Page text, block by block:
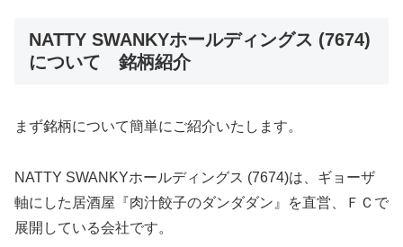
NATTY SWANKYホールディングス (7674)
について 銘柄紹介
まず銘柄について簡単にご紹介いたします。
NATTY SWANKYホールディングス (7674)は、ギョーザ
軸にした居酒屋『肉汁餃子のダンダダン』を直営、ＦＣで
展開している会社です。